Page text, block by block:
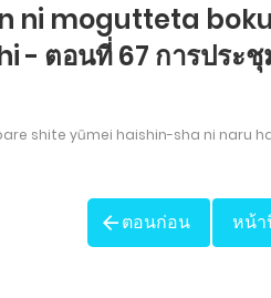
ni mogutteta
ตอนที่ 67 การประ
shite yūmei haishin-sha ni naru
ตอนก่อน หน้า